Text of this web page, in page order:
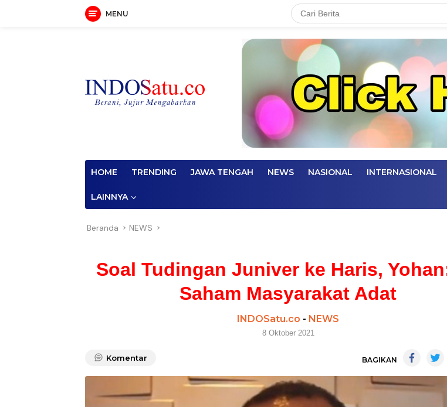
MENU
HOME TRENDING JAWA TENGAH NEWS NASIONAL INTERNASIONAL
LAINNYA
Beranda NEWS
Soal Tudingan Juniver ke Haris,
Saham Masyarakat Adat
INDOSatu.co - NEWS
8 Oktober 2021
Komentar BAGIKAN